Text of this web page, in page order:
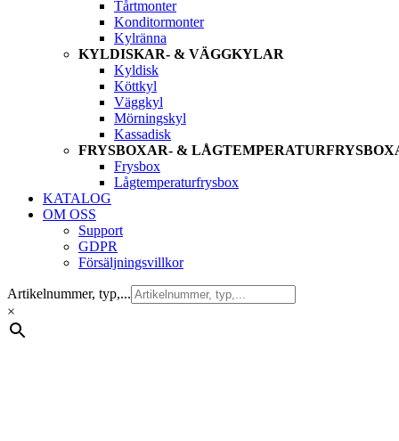
Tårtmonter
Konditormonter
Kylränna
KYLDISKAR- & VÄGGKYLAR
Kyldisk
Köttkyl
Väggkyl
Mörningskyl
Kassadisk
FRYSBOXAR- &
Frysbox
Lågtemperaturfrysbox
KATALOG
OM OSS
Support
GDPR
Försäljningsvillkor
Artikelnummer, typ,...
×